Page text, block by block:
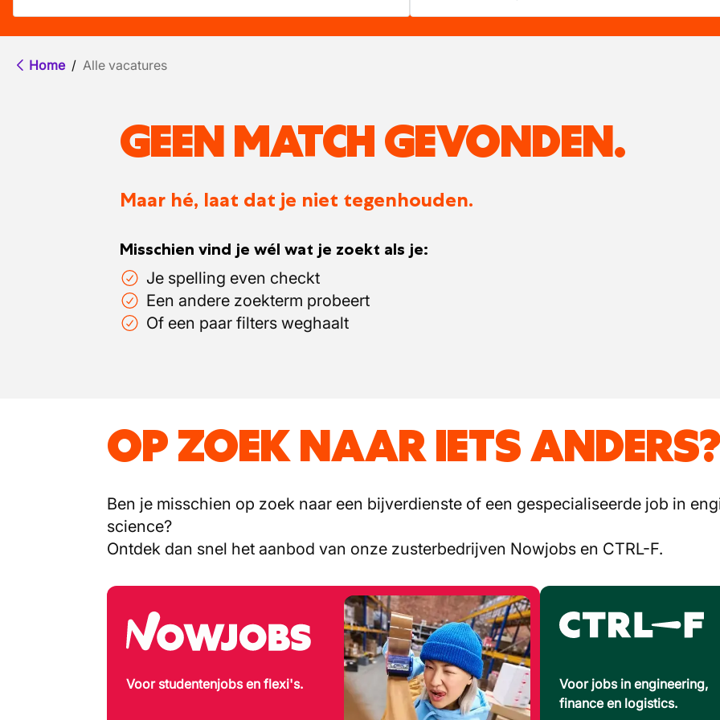
Home / Alle vacatures
GEEN MATCH GEVONDEN.
Maar hé, laat dat je niet tegenhouden.
Misschien vind je wél wat je zoekt als je:
Je spelling even checkt
Een andere zoekterm probeert
Of een paar filters weghaalt
OP ZOEK NAAR IETS ANDERS?
Ben je misschien op zoek naar een bijverdienste of een gespecialiseerde job in
science?
Ontdek dan snel het aanbod van onze zusterbedrijven Nowjobs en CTRL-F.
Voor studentenjobs en flexi's.
Voor jobs in engineering,
finance en logistics.